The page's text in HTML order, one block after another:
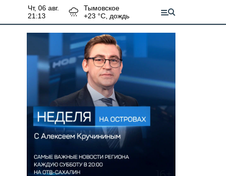
чт, 06 авг.
21:13
Тымовское
+23 °С, дождь